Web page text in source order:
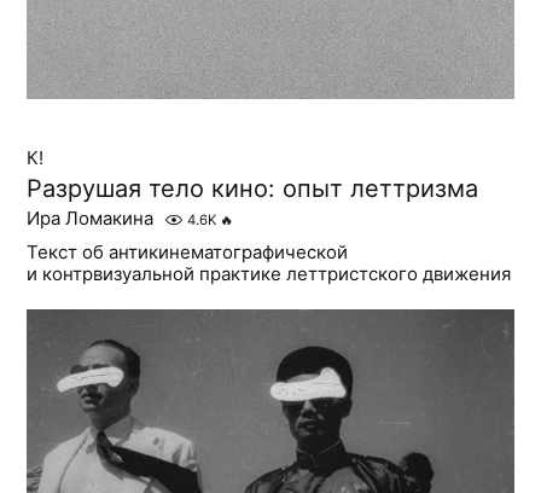
К!
Разрушая тело кино: опыт леттризма
Ира Ломакина 4.6K 🔥
Текст об антикинематографической
и контрвизуальной практике леттристского движения